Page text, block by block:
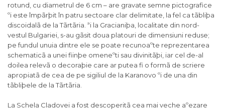
rotund, cu diametrul de 6 cm – are gravate semne pictografice
ºi este împãrþit în patru sectoare clar delimitate, la fel ca tãbliþa
discoidalã de la Tãrtãria. ªi la Gracianiþa, localitate din nord-
vestul Bulgariei, s-au gãsit doua platouri de dimensiuni reduse;
pe fundul unuia dintre ele se poate recunoaºte reprezentarea
schematicã a unei fiinþe omeneºti sau divinitãþi, iar cel de-al
doilea relevã o decoraþie care ar putea fi o formã de scriere
apropiatã de cea de pe sigiliul de la Karanovo ºi de una din
tãbliþele de la Tãrtãria.
La Schela Cladovei a fost descoperitã cea mai veche aºezare